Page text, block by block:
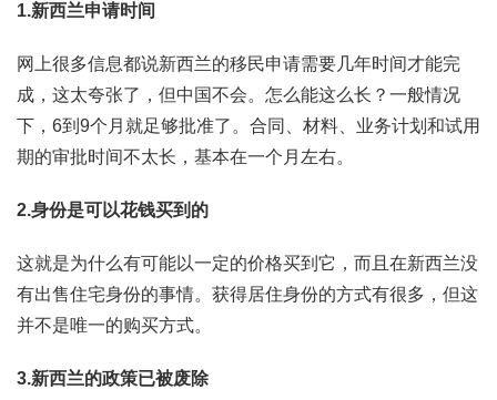
1.新西兰申请时间
网上很多信息都说新西兰的移民申请需要几年时间才能完
成，这太夸张了，但中国不会。怎么能这么长？一般情况
下，6到9个月就足够批准了。合同、材料、业务计划和试用
期的审批时间不太长，基本在一个月左右。
2.身份是可以花钱买到的
这就是为什么有可能以一定的价格买到它，而且在新西兰没
有出售住宅身份的事情。获得居住身份的方式有很多，但这
并不是唯一的购买方式。
3.新西兰的政策已被废除